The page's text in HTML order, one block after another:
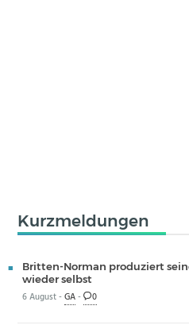
Kurzmeldungen
Britten-Norman produziert
wieder selbst
6 August -GA- 0